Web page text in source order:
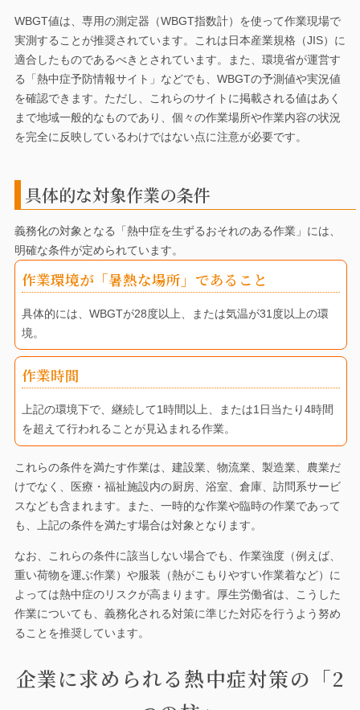
WBGT値は、専用の測定器（WBGT指数計）を使って作業現場で
実測することが推奨されています。これは日本産業規格（JIS）に
適合したものであるべきとされています。また、環境省が運営す
る「熱中症予防情報サイト」などでも、WBGTの予測値や実況値
を確認できます。ただし、これらのサイトに掲載される値はあく
まで地域一般的なものであり、個々の作業場所や作業内容の状況
を完全に反映しているわけではない点に注意が必要です。
具体的な対象作業の条件
義務化の対象となる「熱中症を生ずるおそれのある作業」には、
明確な条件が定められています。
作業環境が「暑熱な場所」であること
具体的には、WBGTが28度以上、または気温が31度以上の環
境。
作業時間
上記の環境下で、継続して1時間以上、または1日当たり4時間
を超えて行われることが見込まれる作業。
これらの条件を満たす作業は、建設業、物流業、製造業、農業だ
けでなく、医療・福祉施設内の厨房、浴室、倉庫、訪問系サービ
スなども含まれます。また、一時的な作業や臨時の作業であって
も、上記の条件を満たす場合は対象となります。
なお、これらの条件に該当しない場合でも、作業強度（例えば、
重い荷物を運ぶ作業）や服装（熱がこもりやすい作業着など）に
よっては熱中症のリスクが高まります。厚生労働省は、こうした
作業についても、義務化される対策に準じた対応を行うよう努め
ることを推奨しています。
企業に求められる熱中症対策の「2